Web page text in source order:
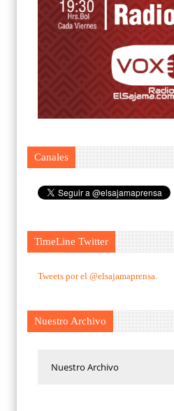
Canales
TimeLine Twitter
Tweets por el @elsajamaprensa.
Nuestro Archivo